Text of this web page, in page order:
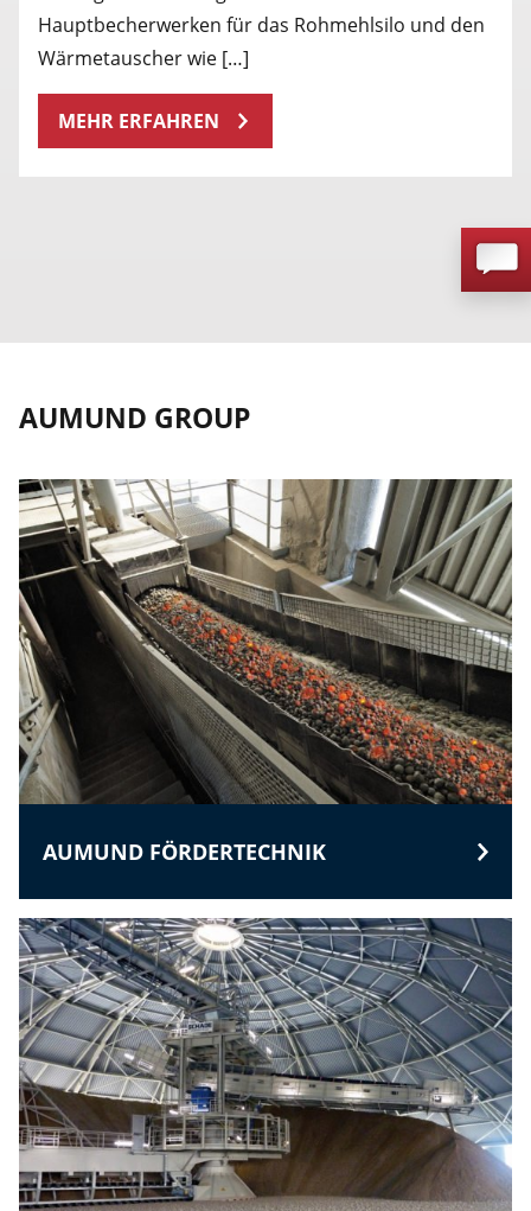
Hauptbecherwerken für das Rohmehlsilo und den
Wärmetauscher wie […]
MEHR ERFAHREN
AUMUND GROUP
AUMUND FÖRDERTECHNIK